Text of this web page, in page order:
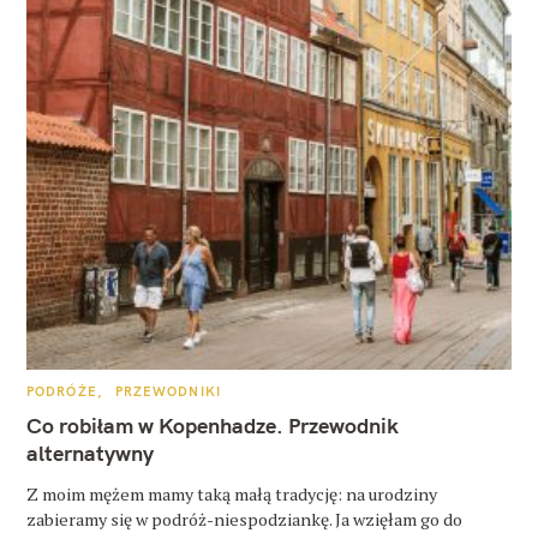
K
T
E
G
O
I
E
PODRÓŻE PRZEWODNIKI
Co robiłam w Kopenhadze. Przewodnik
alternatywny
Z moim mężem mamy taką małą tradycję: na urodziny
zabieramy się w podróż-niespodziankę. Ja wzięłam go do